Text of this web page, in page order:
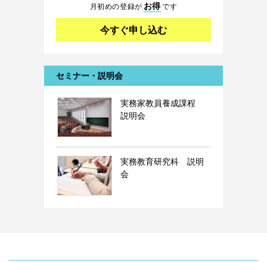
月初めの登録が お得です
今すぐ申し込む
セミナー・説明会
実務家教員養成課程
説明会
実務教育研究科 説明
会